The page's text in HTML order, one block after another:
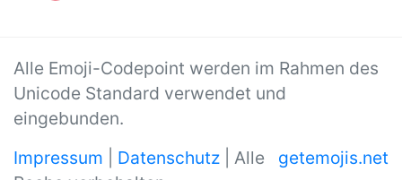
Alle Emoji-Codepoint werden im Rahmen des
Unicode Standard verwendet und
eingebunden.
getemojis.net
Impressum Datenschutz | Alle